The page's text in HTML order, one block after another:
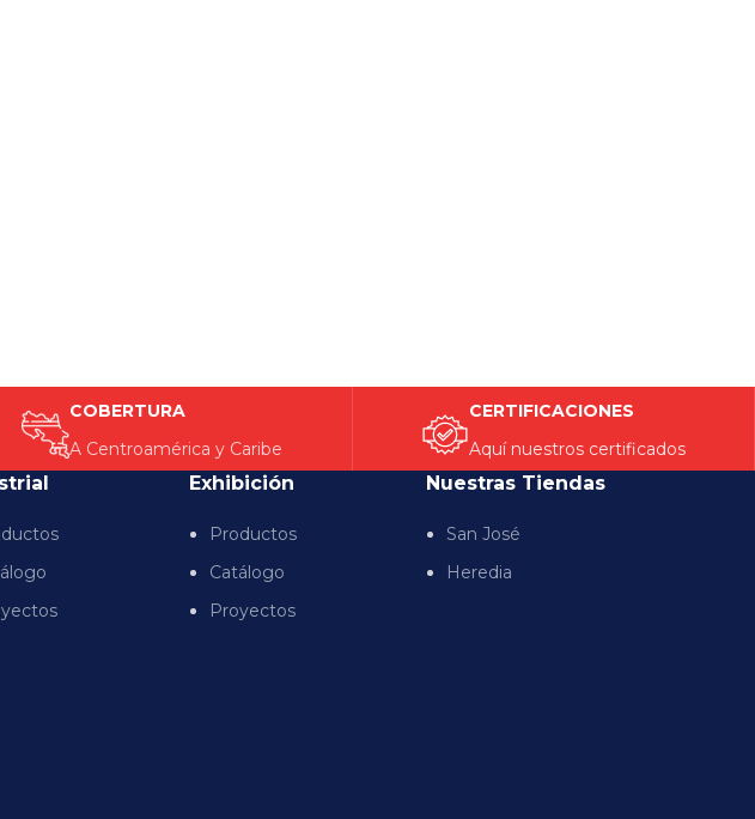
COBERTURA
A Centroamérica y Caribe
CERTIFICACIONES
Aquí nuestros certificados
Exhibición
Productos
Catálogo
Proyectos
Nuestras Tiendas
San José
Heredia